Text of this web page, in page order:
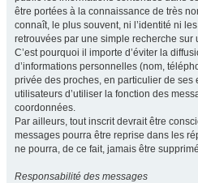
être portées à la connaissance de très
connaît, le plus souvent, ni l’identité ni
retrouvées par une simple recherche sur
C’est pourquoi il importe d’éviter la
d’informations personnelles (nom,
privée des proches, en particulier de ses
utilisateurs d’utiliser la fonction des
coordonnées.
Par ailleurs, tout inscrit devrait être
messages pourra être reprise dans les
ne pourra, de ce fait, jamais être
Responsabilité des messages